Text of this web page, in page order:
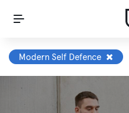
Modern Self Defence